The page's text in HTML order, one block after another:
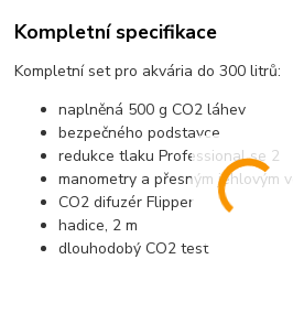
Kompletní specifikace
Kompletní set pro akvária do 300 litrů:
naplněná 500 g CO2 láhev
bezpečného podstavce
redukce tlaku Professional se 2
manometry a přesným jehlovým
CO2 difuzér Flipper
hadice, 2 m
dlouhodobý CO2 test